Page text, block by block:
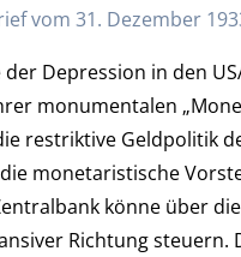
vom 31. Dezember
Depression in den
monumentalen
restriktive Geldpolitik
monetaristische
könne über
Richtung